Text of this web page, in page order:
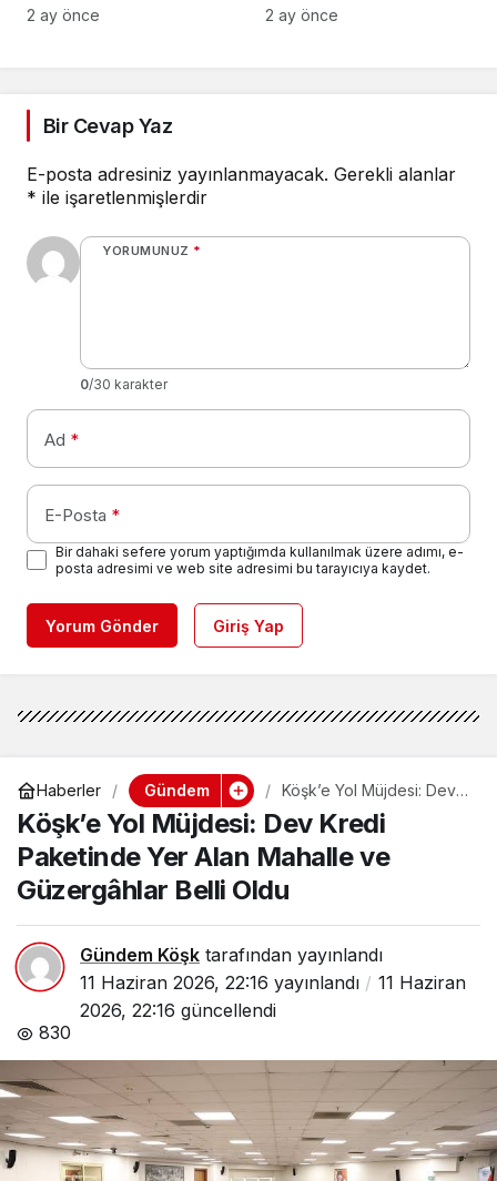
Güvencesi
2 ay önce
Çamurlar Yaşıyoruz
2 ay önce
Bir Cevap Yaz
E-posta adresiniz yayınlanmayacak. Gerekli alanlar
* ile işaretlenmişlerdir
YORUMUNUZ *
0/30 karakter
Ad *
E-Posta *
Bir dahaki sefere yorum yaptığımda kullanılmak üzere adımı, e-
posta adresimi ve web site adresimi bu tarayıcıya kaydet.
Yorum Gönder Giriş Yap
Haberler Gündem
Köşk’e Yol Müjdesi: Dev
Kredi Paketinde Yer Alan
Mahalle ve Güzergâhlar
Belli Oldu
Köşk’e Yol Müjdesi: Dev Kredi
Paketinde Yer Alan Mahalle ve
Güzergâhlar Belli Oldu
Gündem Köşk tarafından yayınlandı
11 Haziran 2026, 22:16 yayınlandı
11 Haziran
2026, 22:16 güncellendi
830